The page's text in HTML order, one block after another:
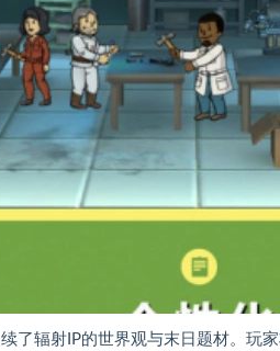
了辐射IP的世界观与末日题材。玩